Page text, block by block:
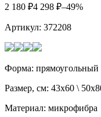
2 180 ₽4 298 ₽–49%
Артикул: 372208
Форма: прямоугольный
Размер, см: 43х60 \
Материал: микрофибра